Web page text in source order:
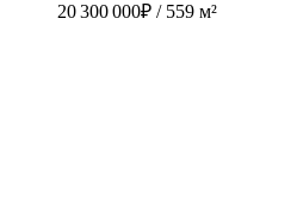
20 300 000₽ / 559 м²